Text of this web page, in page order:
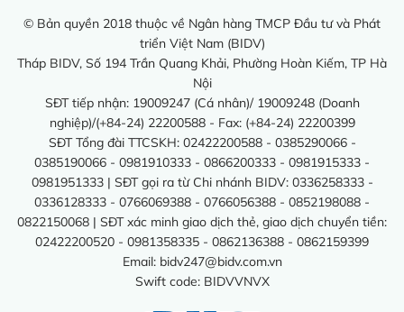
© Bản quyền 2018 thuộc về Ngân hàng TMCP Đầu tư và Phát
triển Việt Nam (BIDV)
Tháp BIDV, Số 194 Trần Quang Khải, Phường Hoàn Kiếm, TP Hà
Nội
SĐT tiếp nhận: 19009247 (Cá nhân)/ 19009248 (Doanh
nghiệp)/(+84-24) 22200588 - Fax: (+84-24) 22200399
SĐT Tổng đài TTCSKH: 02422200588 - 0385290066 -
0385190066 - 0981910333 - 0866200333 - 0981915333 -
0981951333 | SĐT gọi ra từ Chi nhánh BIDV: 0336258333 -
0336128333 - 0766069388 - 0766056388 - 0852198088 -
0822150068 | SĐT xác minh giao dịch thẻ, giao dịch chuyển tiền:
02422200520 - 0981358335 - 0862136388 - 0862159399
Email: bidv247@bidv.com.vn
Swift code: BIDVVNVX